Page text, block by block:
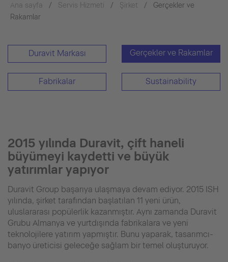
Ana sayfa Servis Hizmeti Şirket
Gerçekler ve
Rakamlar
Duravit Markası Gerçekler ve Rakamlar
Fabrikalar Sustainability
2015 yılında Duravit, çift haneli
büyümeyi kaydetti ve büyük
yatırımlar yapıyor
Duravit Group başarıya ulaşmaya devam ediyor. 2015 ISH
yılında, şirket tarafından başlatılan 11 yeni ürün,
uluslararası popülerlik kazanmıştır. Aynı zamanda Duravit
Grubu Almanya ve yurtdışında fabrikalara ve yeni
teknolojilere yatırım yapmıştır. Bunu yaparak, tasarımcı-
banyo üreticisi geleceğe sağlam bir temel oluşturuyor.